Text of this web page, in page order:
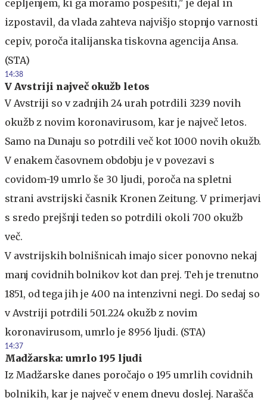
cepljenjem, ki ga moramo pospešiti," je dejal in
izpostavil, da vlada zahteva najvišjo stopnjo varnosti
cepiv, poroča italijanska tiskovna agencija Ansa.
(STA)
14:38
V Avstriji največ okužb letos
V Avstriji so v zadnjih 24 urah potrdili 3239 novih
okužb z novim koronavirusom, kar je največ letos.
Samo na Dunaju so potrdili več kot 1000 novih okužb.
V enakem časovnem obdobju je v povezavi s
covidom-19 umrlo še 30 ljudi, poroča na spletni
strani avstrijski časnik Kronen Zeitung. V primerjavi
s sredo prejšnji teden so potrdili okoli 700 okužb
več.
V avstrijskih bolnišnicah imajo sicer ponovno nekaj
manj covidnih bolnikov kot dan prej. Teh je trenutno
1851, od tega jih je 400 na intenzivni negi. Do sedaj so
v Avstriji potrdili 501.224 okužb z novim
koronavirusom, umrlo je 8956 ljudi. (STA)
14:37
Madžarska: umrlo 195 ljudi
Iz Madžarske danes poročajo o 195 umrlih covidnih
bolnikih, kar je največ v enem dnevu doslej. Narašča